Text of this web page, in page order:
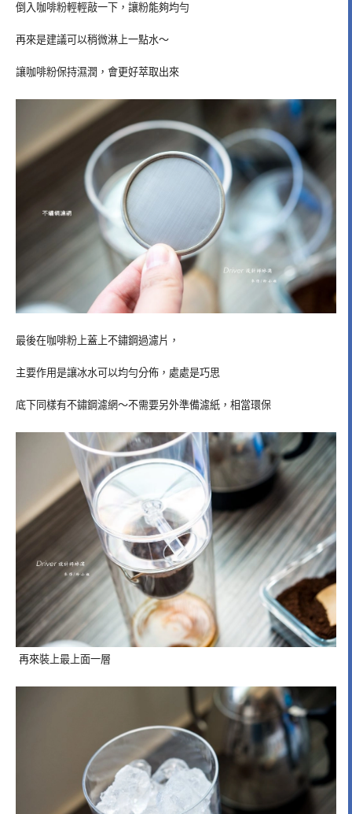
倒入咖啡粉輕輕敲一下，讓粉能夠均勻
再來是建議可以稍微淋上一點水～
讓咖啡粉保持濕潤，會更好萃取出來
最後在咖啡粉上蓋上不鏽鋼過濾片，
主要作用是讓冰水可以均勻分佈，處處是巧思
底下同樣有不鏽鋼濾網～不需要另外準備濾紙，相當環保
再來裝上最上面一層